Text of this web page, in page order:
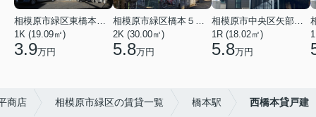
相模原市緑区東橋本３丁目
1K (19.09㎡)
3.9万円
相模原市緑区橋本５丁目
2K (30.00㎡)
5.8万円
相模原市中央区矢部１丁目
1R (18.02㎡)
5.8万円
商店 相模原市緑区の賃貸一覧 橋本駅 西橋本貸戸建